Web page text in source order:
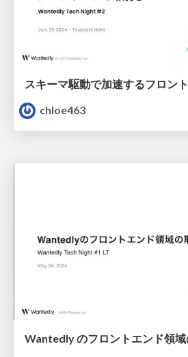
スキーマ駆動で加速するフロン
chloe463
Wantedly のフロントエンド領